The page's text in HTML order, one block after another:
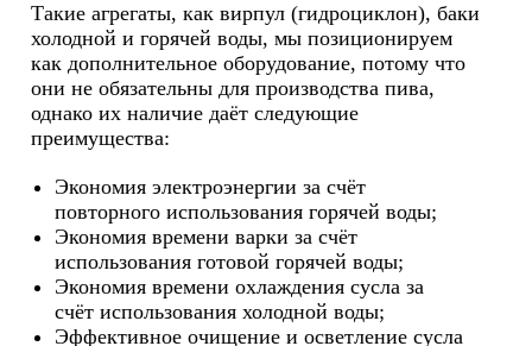
Такие агрегаты, как вирпул (гидроциклон), баки
холодной и горячей воды, мы позиционируем
как дополнительное оборудование, потому что
они не обязательны для производства пива,
однако их наличие даёт следующие
преимущества:
Экономия электроэнергии за счёт
повторного использования горячей воды;
Экономия времени варки за счёт
использования готовой горячей воды;
Экономия времени охлаждения сусла за
счёт использования холодной воды;
Эффективное очищение и осветление сусла